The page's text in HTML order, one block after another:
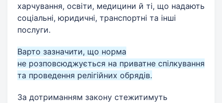
харчування, освіти, медицини й ті, що надають
соціальні, юридичні, транспортні та інші
послуги.
Варто зазначити, що норма
не розповсюджується на приватне спілкування
та проведення релігійних обрядів.
За дотриманням закону стежитимуть